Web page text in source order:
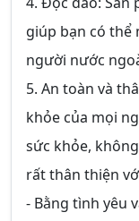
giúp bạn có thể
người nước
5. An toàn và
khỏe của mọi
sức khỏe,
rất thân thiện
- Bằng tình yêu